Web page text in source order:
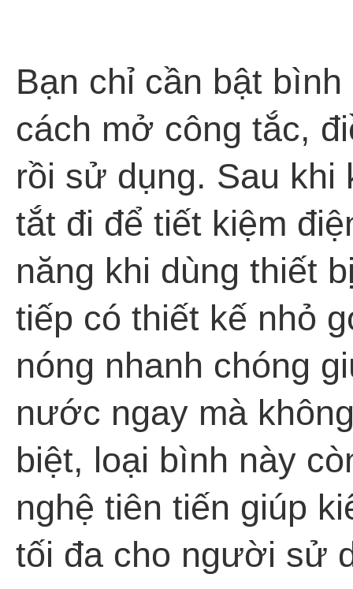
Bạn chỉ cần bật
cách mở công tắc,
rồi sử dụng. Sau
tắt đi để tiết kiệm
năng khi dùng thiết
tiếp có thiết kế nhỏ
nóng nhanh chóng
nước ngay mà
biệt, loại bình này
nghệ tiên tiến giúp
tối đa cho người sử